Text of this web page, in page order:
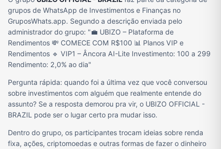
grupos de WhatsApp de Investimentos e Finanças no
GruposWhats.app. Segundo a descrição enviada pelo
administrador do grupo: "💼 UBIZO – Plataforma de
Rendimentos 💸 COMECE COM R$100 📊 Planos VIP e
Rendimentos 🔹 VIP1 – Âncora AI-Lite Investimento: 100 a 299
Rendimento: 2,0% ao dia"
Pergunta rápida: quando foi a última vez que você conversou
sobre investimentos com alguém que realmente entende do
assunto? Se a resposta demorou pra vir, o UBIZO OFFICIAL -
BRAZIL pode ser o lugar certo pra mudar isso.
Dentro do grupo, os participantes trocam ideias sobre renda
fixa, ações, criptomoedas e outras formas de fazer o dinheiro